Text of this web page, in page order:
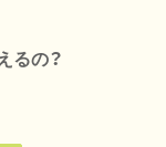
るの？